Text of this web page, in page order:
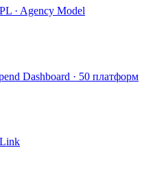
· Agency Model
Dashboard · 50 платформ